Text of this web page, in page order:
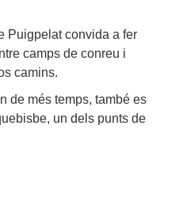
Puigpelat convida a fer
camps de conreu i
camins.
de més temps, també es
un dels punts de